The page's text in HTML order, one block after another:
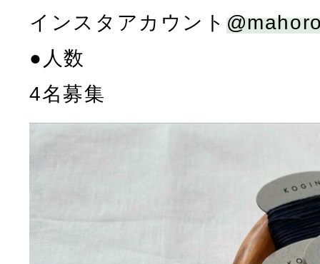
インスタアカウント
●人数
4名募集